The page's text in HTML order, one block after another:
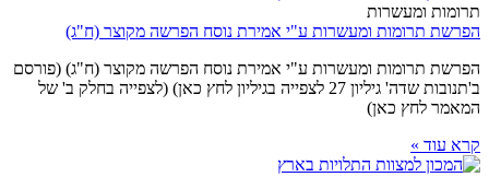
תרומות ומעשרות
הפרשת תרומות ומעשרות ע"י אמירת נוסח הפרשה מקוצר (ח"ג)
הפרשת תרומות ומעשרות ע"י אמירת נוסח הפרשה מקוצר (ח"ג) (פורסם
ב'תנובות שדה' גיליון 27 לצפייה בגיליון לחץ כאן) (לצפייה בחלק ב' של
המאמר לחץ כאן)
קרא עוד »